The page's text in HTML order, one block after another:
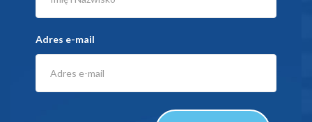
Adres e-mail